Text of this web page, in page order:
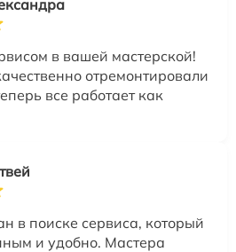
в вашей мастерской!
отремонтировали
все работает как
в поиске сервиса, который
и удобно. Мастера